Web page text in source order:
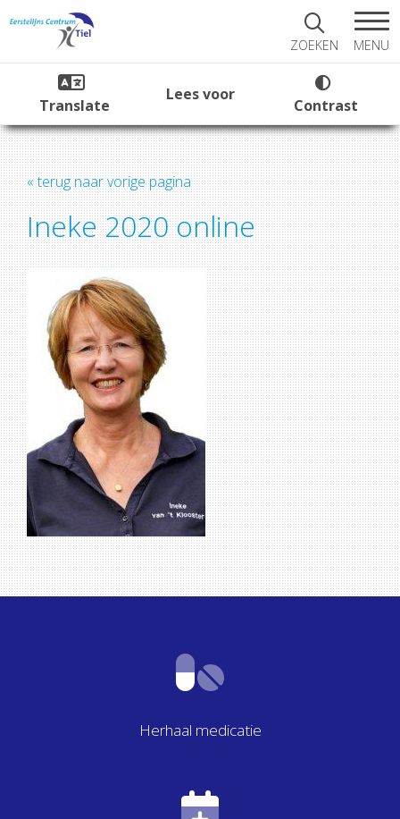
ZOEKEN MENU
Translate
Lees voor
Contrast
« terug naar vorige pagina
Ineke 2020 online
Herhaal medicatie